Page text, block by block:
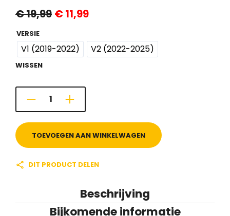
€19,99 prijs
€11,99prijs
VERSIE
V1 (2019-2022) V2 (2022-2025)
WISSEN
TOEVOEGEN AAN WINKELWAGEN
DIT PRODUCT DELEN
Beschrijving
Bijkomende informatie